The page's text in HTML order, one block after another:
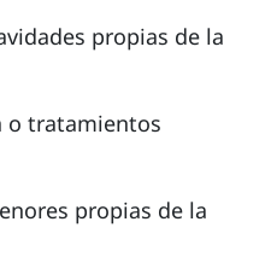
propias de la
o tratamientos
propias de la